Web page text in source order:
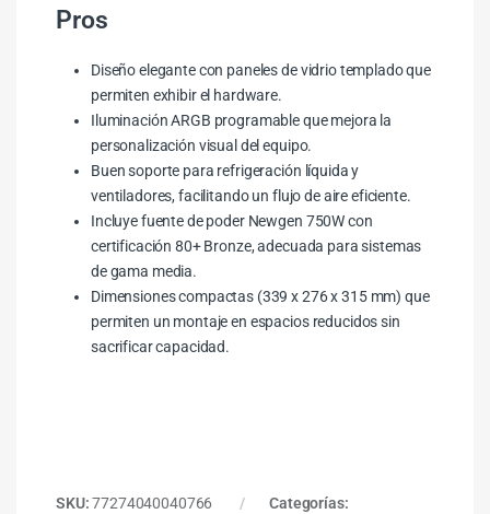
Pros
Diseño elegante con paneles de vidrio templado que
permiten exhibir el hardware.
Iluminación ARGB programable que mejora la
personalización visual del equipo.
Buen soporte para refrigeración líquida y
ventiladores, facilitando un flujo de aire eficiente.
Incluye fuente de poder Newgen 750W con
certificación 80+ Bronze, adecuada para sistemas
de gama media.
Dimensiones compactas (339 x 276 x 315 mm) que
permiten un montaje en espacios reducidos sin
sacrificar capacidad.
SKU:77274040040766
Categorías: